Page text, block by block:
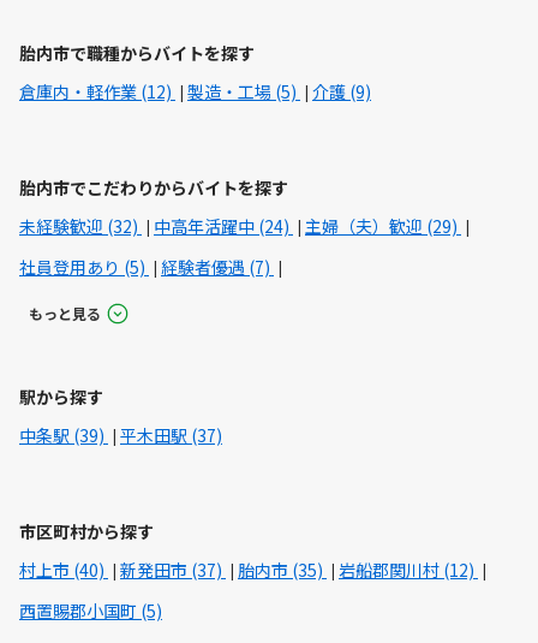
胎内市で職種からバイトを探す
倉庫内・軽作業 (12)
製造・工場 (5) 介護 (9)
胎内市でこだわりからバイトを探す
未経験歓迎 (32)
中高年活躍中 (24)
主婦（夫）歓迎 (29)
社員登用あり (5)
経験者優遇 (7)
もっと見る
駅から探す
中条駅 (39)
平木田駅 (37)
市区町村から探す
村上市 (40)
新発田市 (37) 胎内市 (35)
岩船郡関川村 (12)
西置賜郡小国町 (5)